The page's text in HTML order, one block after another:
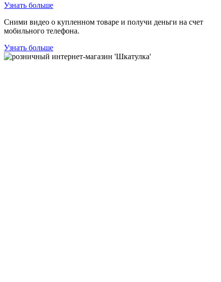
Узнать больше
Сними видео о купленном товаре и получи деньги на счет
мобильного телефона.
Узнать больше